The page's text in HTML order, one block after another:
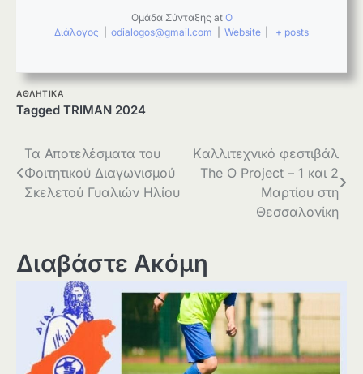
Ομάδα Σύνταξης at Ο
Διάλογος
odialogos@gmail.com Website + posts
ΑΘΛΗΤΙΚΑ
Tagged TRIMAN 2024
Πλοήγηση
άρθρων
Τα Αποτελέσματα του
Φοιτητικού Διαγωνισμού
Σκελετού Γυαλιών Ηλίου
Kαλλιτεχνικό φεστιβάλ
The O Project – 1 και 2
Μαρτίου στη
Θεσσαλονίκη
Διαβάστε Ακόμη